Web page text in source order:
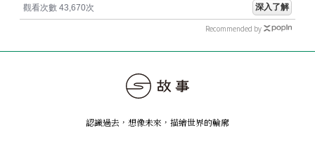
觀看次數 43,670次 深入了解
Recommended by
認識過去，想像未來 ， 描繪世界的輪廓